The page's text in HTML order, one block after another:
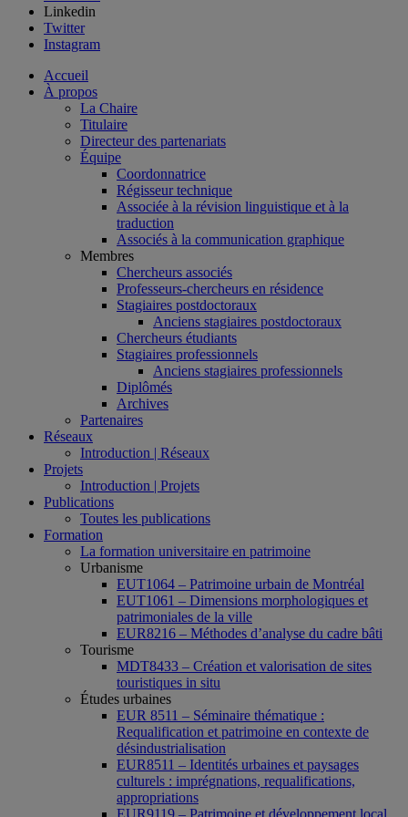
Linkedin
Twitter
Instagram
Accueil
À propos
La Chaire
Titulaire
Directeur des partenariats
Équipe
Coordonnatrice
Régisseur technique
Associée à la révision linguistique et à la
traduction
Associés à la communication graphique
Membres
Chercheurs associés
Professeurs-chercheurs en résidence
Stagiaires postdoctoraux
Anciens stagiaires postdoctoraux
Chercheurs étudiants
Stagiaires professionnels
Anciens stagiaires professionnels
Diplômés
Archives
Partenaires
Réseaux
Introduction | Réseaux
Projets
Introduction | Projets
Publications
Toutes les publications
Formation
La formation universitaire en patrimoine
Urbanisme
EUT1064 – Patrimoine urbain de Montréal
EUT1061 – Dimensions morphologiques et
patrimoniales de la ville
EUR8216 – Méthodes d’analyse du cadre bâti
Tourisme
MDT8433 – Création et valorisation de sites
touristiques in situ
Études urbaines
EUR 8511 – Séminaire thématique :
Requalification et patrimoine en contexte de
désindustrialisation
EUR8511 – Identités urbaines et paysages
culturels : imprégnations, requalifications,
appropriations
EUR9119 – Patrimoine et développement local